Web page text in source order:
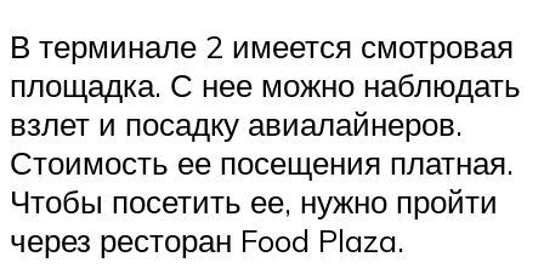
В терминале 2 имеется смотровая
площадка. С нее можно наблюдать
взлет и посадку авиалайнеров.
Стоимость ее посещения платная.
Чтобы посетить ее, нужно пройти
через ресторан Food Plaza.